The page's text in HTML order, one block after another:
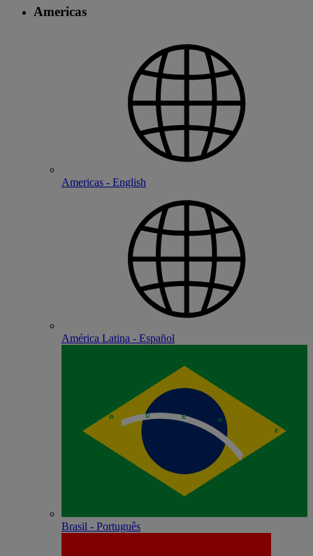
Americas
Americas - English
América Latina - Español
Brasil - Português